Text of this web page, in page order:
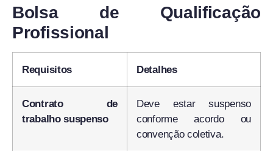
Bolsa de Qualificação
Profissional
Requisitos Detalhes
Contrato de
trabalho suspenso
Deve estar suspenso
conforme acordo ou
convenção coletiva.